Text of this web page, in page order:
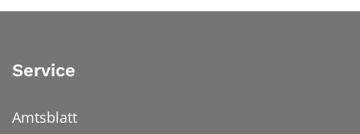
Service
Amtsblatt